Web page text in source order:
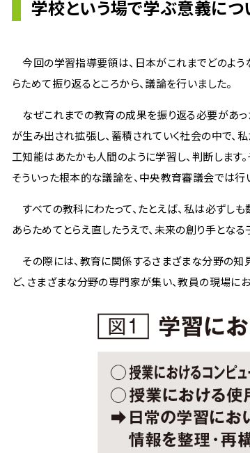
学校という場で学ぶ意義に
今回の学習指導要領は、日本がこれまでどのよう
らためて振り返るところから、議論を行いました。
なぜこれまでの教育の成果を振り返る必要があっ
が生み出され拡張し、蓄積されていく社会の中で、
工知能はあたかも人間のように学習し、判断します
そういった根本的な議論を、中央教育審議会では行
すべての教科にわたって、たとえば、私は必ずし
あらためてとらえ直したうえで、未来の創り手とな
その際には、教育に関係するさまざまな分野の
ど、さまざまな分野の専門家が集い、教員の現場